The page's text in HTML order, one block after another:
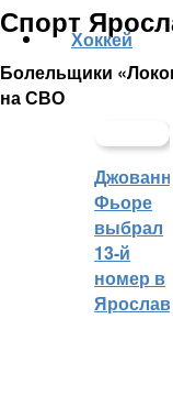
Спорт
Болельщики
на СВО
Хоккей
Фьоре
выбрал
13-й
номер в